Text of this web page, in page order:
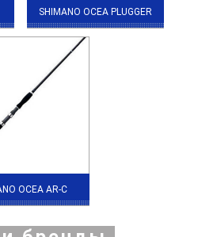
SHIMANO OCEA PLUGGER
OCEA AR-C